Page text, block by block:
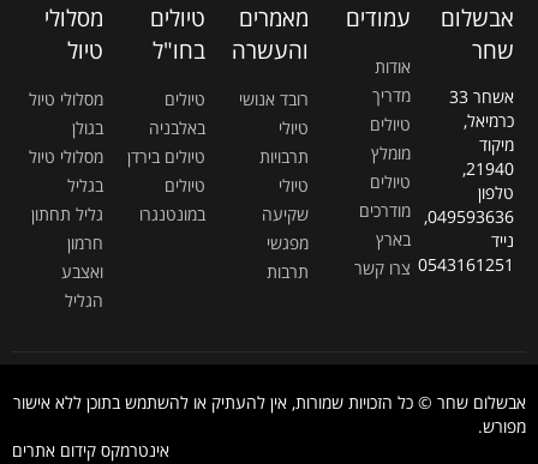
אבשלום
שחר
אשחר 33
כרמיאל,
מיקוד
21940,
טלפון
049593636,
נייד
0543161251
עמודים
אודות
מדריך
טיולים
מומלץ
טיולים
מודרכים
בארץ
צרו קשר
מאמרים
והעשרה
רובד אנושי
טיולי
תרבויות
טיולי
שקיעה
מפגשי
תרבות
טיולים
בחו"ל
טיולים
באלבניה
טיולים בירדן
טיולים
במונטנגרו
מסלולי
טיול
מסלולי טיול
בגולן
מסלולי טיול
בגליל
גליל תחתון
חרמון
ואצבע
הגליל
אבשלום שחר © כל הזכויות שמורות, אין להעתיק או להשתמש בתוכן ללא אישור
מפורש.
אינטרמקס קידום אתרים